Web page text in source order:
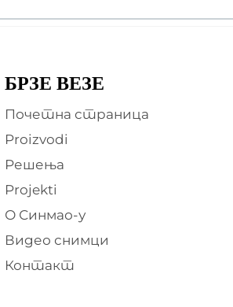
БРЗЕ ВЕЗЕ
Почетна страница
Proizvodi
Решења
Projekti
О Синмао-у
Видео снимци
Контакт